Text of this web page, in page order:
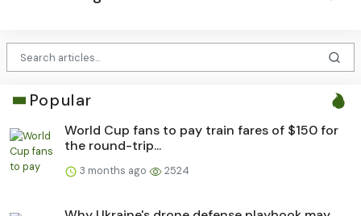
Popular
World Cup fans to pay train fares of $150 for
the round-trip...
3 months ago 2524